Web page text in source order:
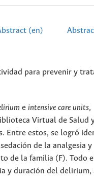
(en)
para prevenir y
e intensive care units,
Virtual de Salud
Entre estos, se logró
de la analgesia y
de la familia (F). Todo
y duración del delirium,